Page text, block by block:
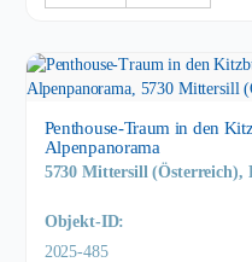
Penthouse-Traum in den
Alpenpanorama
5730 Mittersill (Österreich),
Objekt-ID:
2025-485